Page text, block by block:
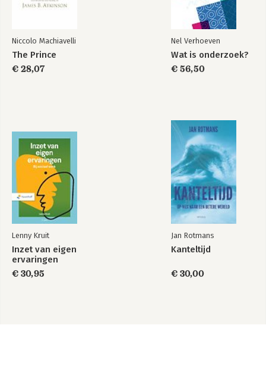
Niccolo Machiavelli
The Prince
€ 28,07
Nel Verhoeven
Wat is onderzoek?
€ 56,50
Lenny Kruit
Inzet van eigen
ervaringen
€ 30,95
Jan Rotmans
Kanteltijd
€ 30,00